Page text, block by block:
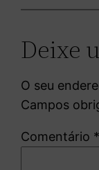
Deixe
O seu
Campos
Comentário *